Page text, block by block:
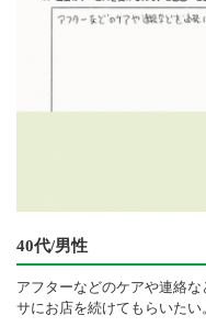
40代/男性
アフターなどのケアや連絡
サにお店を続けてもらいたい